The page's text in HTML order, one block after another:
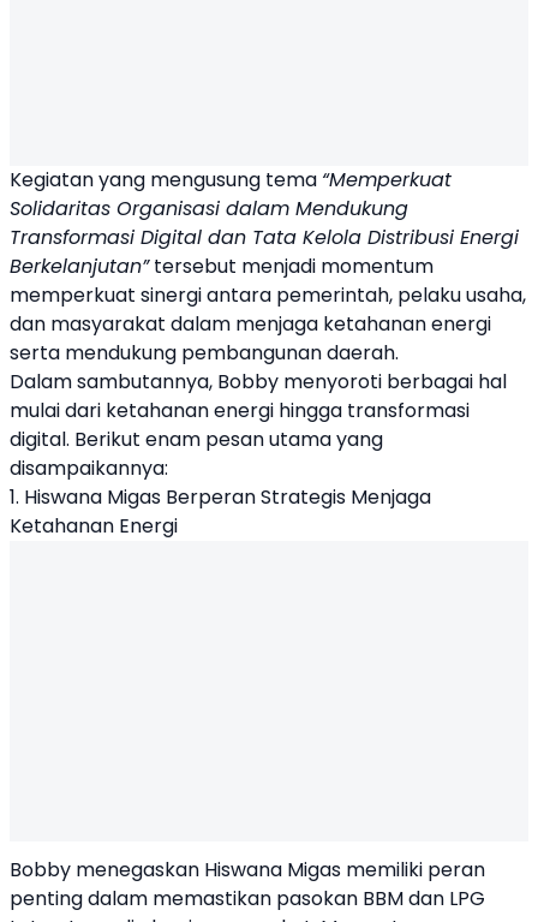
Kegiatan yang mengusung tema “Memperkuat
Solidaritas Organisasi dalam Mendukung
Transformasi Digital dan Tata Kelola Distribusi Energi
Berkelanjutan”tersebut menjadi momentum
memperkuat sinergi antara pemerintah, pelaku usaha,
dan masyarakat dalam menjaga ketahanan energi
serta mendukung pembangunan daerah.
Dalam sambutannya, Bobby menyoroti berbagai hal
mulai dari ketahanan energi hingga transformasi
digital. Berikut enam pesan utama yang
disampaikannya:
1. Hiswana Migas Berperan Strategis Menjaga
Ketahanan Energi
Bobby menegaskan Hiswana Migas memiliki peran
penting dalam memastikan pasokan BBM dan LPG